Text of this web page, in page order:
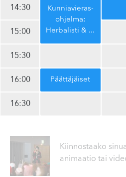
14:30
15:00
15:30
16:00
16:30
Kun­nia­vie­ras­
oh­jel­ma:
Herbalisti & ...
Päät­tä­jäi­set
Kiinnostaako
animaatio tai